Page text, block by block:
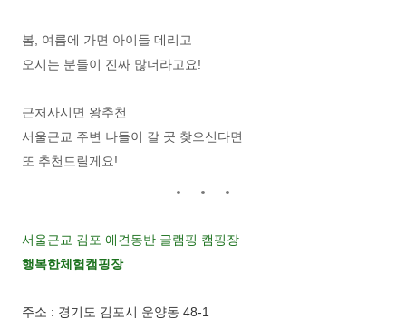
봄, 여름에 가면 아이들 데리고
오시는 분들이 진짜 많더라고요!
근처사시면 왕추천
서울근교 주변 나들이 갈 곳 찾으신다면
또 추천드릴게요!
서울근교 김포 애견동반 글램핑 캠핑장
행복한체험캠핑장
주소 : 경기도 김포시 운양동 48-1